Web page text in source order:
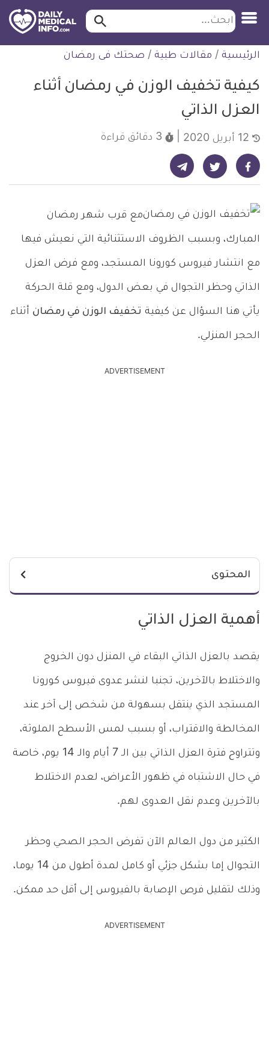
التخطي
للمحتوى
طبية
ابحث ابحث…
الرئيسية / مقالات طبية / صحتك فى رمضان
كيفية تخفيف الوزن في رمضان أثناء
العزل الذاتي
3 دقائق قراءة
شارك على فيسبوك - ديلي ميديكال انفو شارك على تويتر - ديلي ميديكال انفو شارك على تيليجرام - ديلي ميديكال انفو
مع قرب شهر رمضان
المبارك، وبسبب الظروف الاستثنائية التي نعيش فيها
مع انتشار فيروس كورونا المستجد، ومع فرض العزل
الذاتي وحظر التجوال في بعض الدول، ومع قلة الحركة
يأتي هنا السؤال عن كيفية تخفيف الوزن في رمضان أثناء
الحجر المنزلي.
ADVERTISEMENT
المحتوى
أهمية العزل الذاتي
يقصد بالعزل الذاتي البقاء في المنزل دون الخروج
والاختلاط بالآخرين، تجنبا لنشر عدوى فيروس كورونا
المستجد الذي ينتقل بسهولة من شخص إلى آخر عند
المخالطة والاقتراب، أو بسبب لمس الأسطح الملوثة،
وتتراوح فترة العزل الذاتي بين الـ 7 أيام والـ 14 يوم، خاصة
في حال الاشتباه في ظهور الأعراض، لعدم الاختلاط
بالآخرين وعدم نقل العدوى لهم.
الكثير من دول العالم الآن تفرض الحجر الصحي وحظر
التجوال إما بشكل جزئي أو كامل لمدة أطول من 14 يوما،
وذلك لتقليل فرص الإصابة بالفيروس إلى أقل حد ممكن.
ADVERTISEMENT